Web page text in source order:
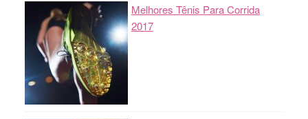
Melhores Tênis Para Corrida
2017